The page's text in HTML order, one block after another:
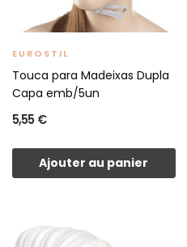
EUROSTIL
Touca para Madeixas Dupla
Capa emb/5un
5,55 €
Ajouter au panier